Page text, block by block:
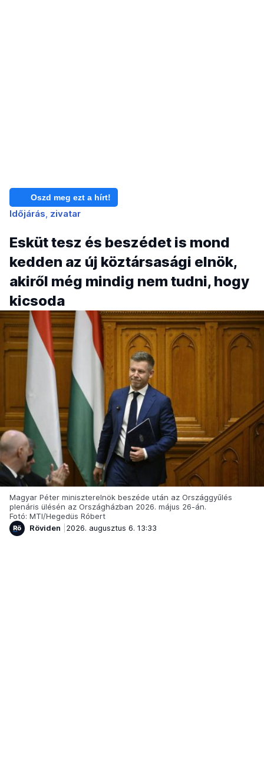
Oszd meg ezt a hírt!
Időjárás zivatar
Esküt tesz és beszédet is mond
kedden az új köztársasági elnök,
akiről még mindig nem tudni, hogy
kicsoda
Magyar Péter miniszterelnök beszéde után az Országgyűlés
plenáris ülésén az Országházban 2026. május 26-án.
Fotó: MTI/Hegedüs Róbert
Röviden
2026. augusztus 6. 13:33